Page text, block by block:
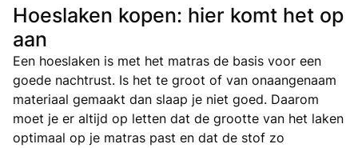
Hoeslaken kopen: hier komt het op
aan
Een hoeslaken is met het matras de basis voor een
goede nachtrust. Is het te groot of van onaangenaam
materiaal gemaakt dan slaap je niet goed. Daarom
moet je er altijd op letten dat de grootte van het laken
optimaal op je matras past en dat de stof zo